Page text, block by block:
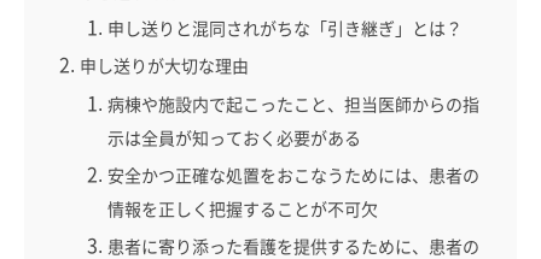
申し送りと混同されがちな「引き継ぎ」とは？
申し送りが大切な理由
病棟や施設内で起こったこと、担当医師からの指
示は全員が知っておく必要がある
安全かつ正確な処置をおこなうためには、患者の
情報を正しく把握することが不可欠
患者に寄り添った看護を提供するために、患者の